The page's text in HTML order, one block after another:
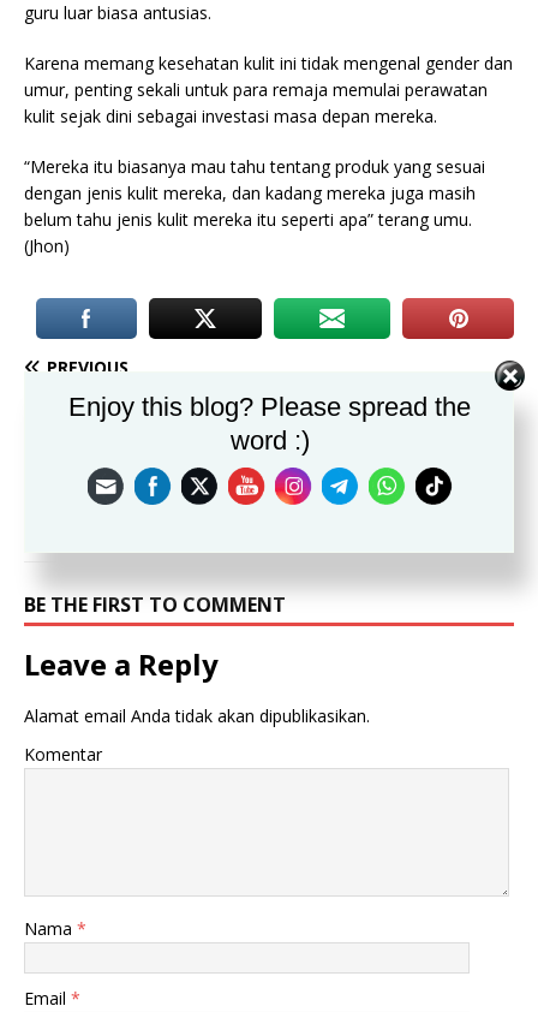
guru luar biasa antusias.
Karena memang kesehatan kulit ini tidak mengenal gender dan
umur, penting sekali untuk para remaja memulai perawatan
kulit sejak dini sebagai investasi masa depan mereka.
“Mereka itu biasanya mau tahu tentang produk yang sesuai
dengan jenis kulit mereka, dan kadang mereka juga masih
belum tahu jenis kulit mereka itu seperti apa” terang umu.
(Jhon)
PREVIOUS
Khotib S.Pd.I:Ciptakan Sumber Daya Manusia Yang Unggul Bagi
Desa Kalisuren
NEXT
SMK Bhakti Insani Raih Juara Gugus Depan Tergiat 1 Pramuka Kota
BE THE FIRST TO COMMENT
Leave a Reply
Alamat email Anda tidak akan dipublikasikan.
Komentar
Nama *
Email *
Enjoy this blog? Please spread the
word :)